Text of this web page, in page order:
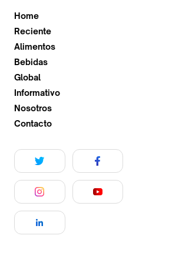
Home
Reciente
Alimentos
Bebidas
Global
Informativo
Nosotros
Contacto